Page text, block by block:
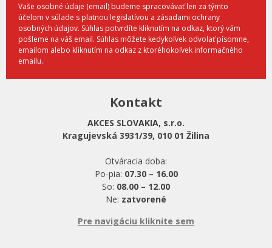
Vaše osobné údaje (email) budeme spracovávať len za týmto
účelom v súlade s platnou legislatívou a zásadami ochrany
osobných údajov. Súhlas potvrdíte kliknutím na odkaz, ktorý vám
pošleme na váš email. Súhlas môžete kedykoľvek odvolať písomne,
emailom alebo kliknutím na odkaz z ktoréhokoľvek informačného
emailu.
Kontakt
AKCES SLOVAKIA, s.r.o.
Kragujevská 3931/39, 010 01 Žilina
Otváracia doba:
Po-pia: 07.30 – 16.00
So: 08.00 – 12.00
Ne: zatvorené
Pre navigáciu kliknite sem